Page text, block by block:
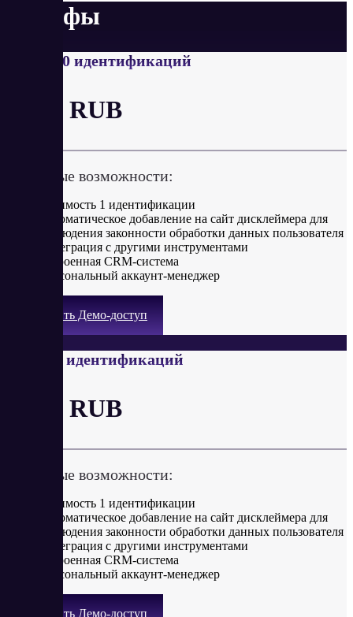
Тарифы
От 10000 идентификаций
от 15 RUB
Ключевые возможности:
Стоимость 1 идентификации
Автоматическое добавление на сайт дисклеймера для
соблюдения законности обработки данных пользователя
Интеграция с другими инструментами
Встроенная CRM-система
Персональный аккаунт-менеджер
Получить Демо-доступ
От 3000 идентификаций
от 20 RUB
Ключевые возможности:
Стоимость 1 идентификации
Автоматическое добавление на сайт дисклеймера для
соблюдения законности обработки данных пользователя
Интеграция с другими инструментами
Встроенная CRM-система
Персональный аккаунт-менеджер
Получить Демо-доступ